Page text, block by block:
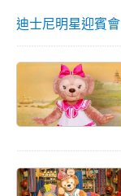
迪士尼明星迎賓會